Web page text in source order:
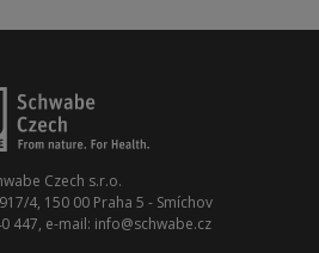
Czech s.r.o.
4, 150 00 Praha 5 - Smíchov
447, e-mail: info@schwabe.cz